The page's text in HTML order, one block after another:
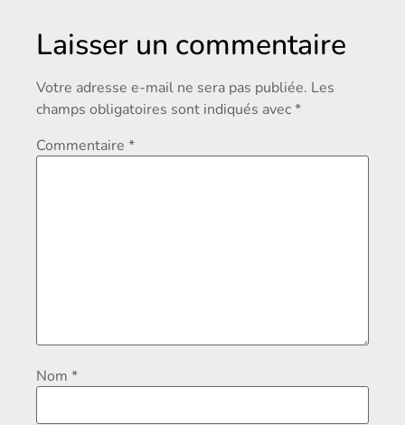
Laisser un commentaire
Votre adresse e-mail ne sera pas publiée. Les
champs obligatoires sont indiqués avec*
Commentaire *
Nom *